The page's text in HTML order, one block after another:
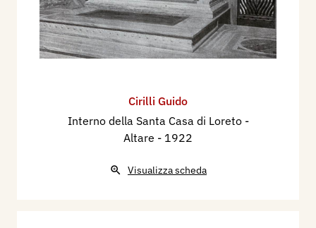
Cirilli Guido
Interno della Santa Casa di Loreto -
Altare - 1922
Visualizza scheda